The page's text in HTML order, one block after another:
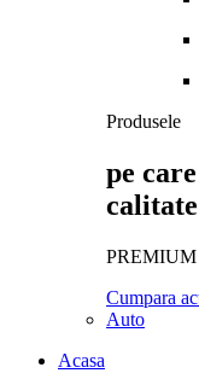
Produsele
pe
calitate
PREMIUM
Cumpara
Auto
Acasa